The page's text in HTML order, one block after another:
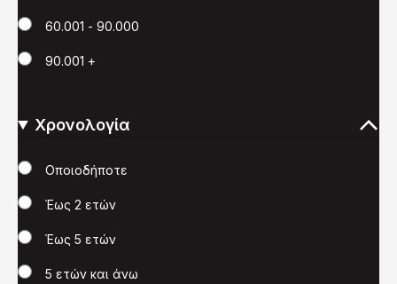
60.001 - 90.000
90.001 +
Χρονολογία
Χρονολογία
Οποιοδήποτε
Έως 2 ετών
Έως 5 ετών
5 ετών και άνω